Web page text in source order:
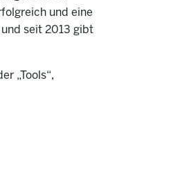
und eine
seit 2013 gibt
„Tools“,